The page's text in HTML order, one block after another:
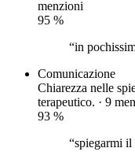
menzioni
95 %
“in
Comunicazione
Chiarezza nelle
terapeutico. · 9
93 %
“spiegarmi il